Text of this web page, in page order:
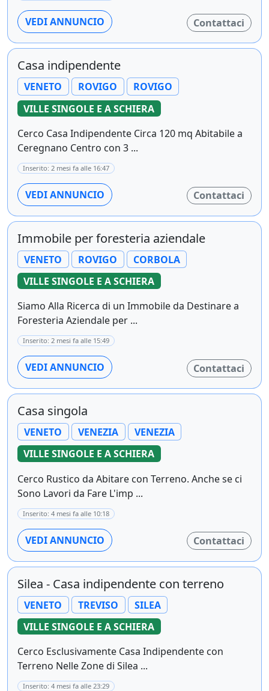
VEDI ANNUNCIO Contattaci
Casa indipendente
VENETO ROVIGO
ROVIGO
VILLE SINGOLE E A SCHIERA
Cerco Casa Indipendente Circa 120 mq Abitabile a
Ceregnano Centro con 3 ...
Inserito: 2 mesi fa alle 16:47
VEDI ANNUNCIO Contattaci
Immobile per foresteria aziendale
VENETO ROVIGO
CORBOLA
VILLE SINGOLE E A SCHIERA
Siamo Alla Ricerca di un Immobile da Destinare a
Foresteria Aziendale per ...
Inserito: 2 mesi fa alle 15:49
VEDI ANNUNCIO Contattaci
Casa singola
VENETO VENEZIA
VENEZIA
VILLE SINGOLE E A SCHIERA
Cerco Rustico da Abitare con Terreno. Anche se ci
Sono Lavori da Fare L'imp ...
Inserito: 4 mesi fa alle 10:18
VEDI ANNUNCIO Contattaci
Silea - Casa indipendente con terreno
VENETO TREVISO
SILEA
VILLE SINGOLE E A SCHIERA
Cerco Esclusivamente Casa Indipendente con
Terreno Nelle Zone di Silea ...
Inserito: 4 mesi fa alle 23:29